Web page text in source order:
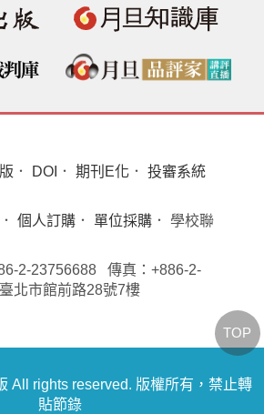
． DOI ． 期刊E化 ． 投審系統
． 個人訂購 ． 單位採購 ． 學校聯
2-23756688 傳真：+886-2-
北市館前路28號7樓
All rights reserved. 版權所有，禁止轉
貼節錄
TOP